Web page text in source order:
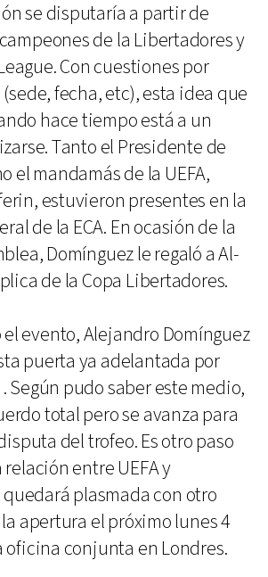
se disputaría a partir de
de la Libertadores y
Con cuestiones por
fecha, etc), esta idea que
hace tiempo está a un
Tanto el Presidente de
el mandamás de la UEFA,
estuvieron presentes en la
de la ECA. En ocasión de la
Domínguez le regaló a Al-
de la Copa Libertadores.
evento, Alejandro Domínguez
puerta ya adelantada por
Según pudo saber este medio,
total pero se avanza para
del trofeo. Es otro paso
entre UEFA y
plasmada con otro
apertura el próximo lunes 4
oficina conjunta en Londres.